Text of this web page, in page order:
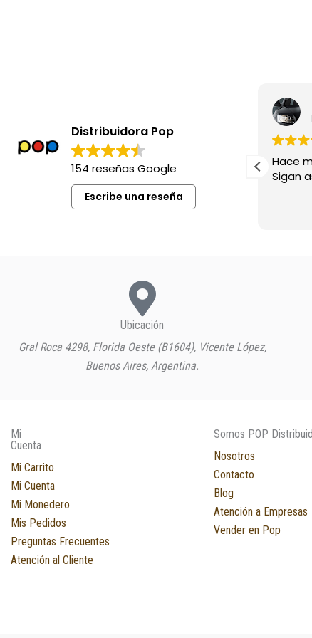
Distribuidora Pop
154 reseñas Google
Escribe una reseña
Excelente siempre !
Hace
Sigan
Ubicación
Gral Roca 4298, Florida Oeste (B1604), Vicente López,
Buenos Aires, Argentina.
Mi
Cuenta
Mi Carrito
Mi Cuenta
Mi Monedero
Mis Pedidos
Preguntas Frecuentes
Atención al Cliente
Somos POP
Nosotros
Contacto
Blog
Atención a Empresas
Vender en Pop